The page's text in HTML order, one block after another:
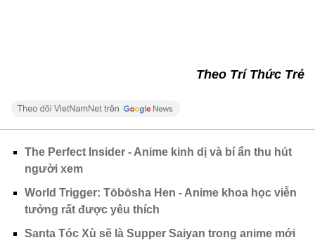
Theo Trí Thức Trẻ
The Perfect Insider - Anime kinh dị và bí ẩn thu hút
người xem
World Trigger: Tōbōsha Hen - Anime khoa học viễn
tưởng rất được yêu thích
Santa Tóc Xù sẽ là Supper Saiyan trong anime mới